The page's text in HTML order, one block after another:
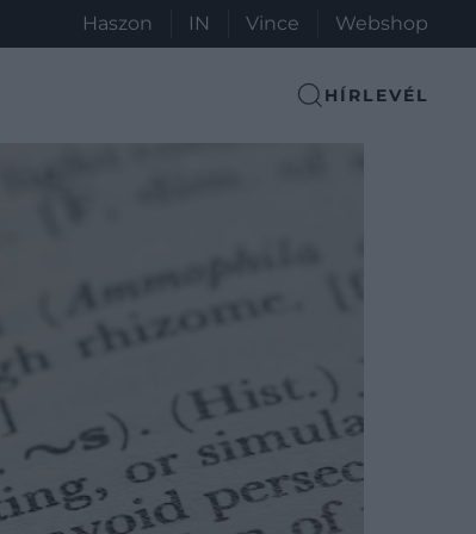
Haszon IN Vince Webshop
HÍRLEVÉL